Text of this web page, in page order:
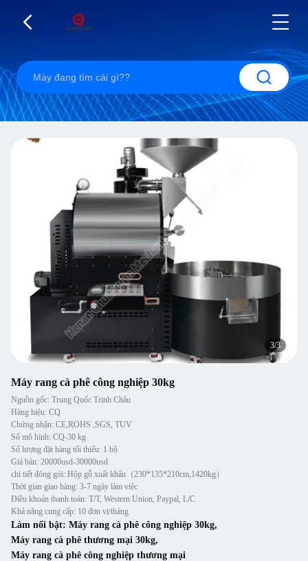
1/3
Máy rang cà phê công nghiệp 30kg
Nguồn gốc: Trung Quốc Trịnh Châu
Hàng hiệu: CQ
Chứng nhận: CE,ROHS ,SGS, TUV
Số mô hình: CQ-30 kg
Số lượng đặt hàng tối thiểu: 1 bộ
Giá bán: 20000usd-30000usd
chi tiết đóng gói: Hộp gỗ xuất khẩu（230*135*210cm,1420kg）
Thời gian giao hàng: 3-7 ngày làm việc
Điều khoản thanh toán: T/T, Western Union, Paypal, L/C
Khả năng cung cấp: 10 đơn vị/tháng
Làm nổi bật: Máy rang cà phê công nghiệp 30kg,
Máy rang cà phê thương mại 30kg,
Máy rang cà phê công nghiệp thương mại